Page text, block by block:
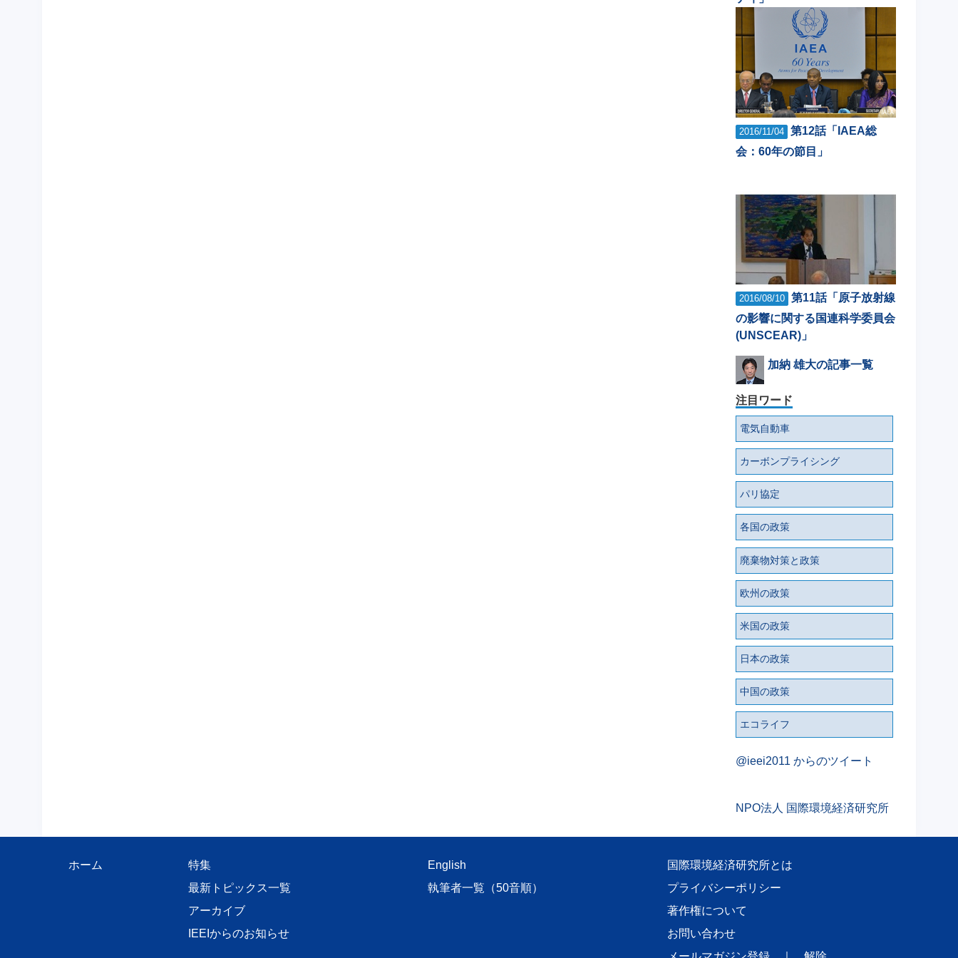
2016/11/04 第12話「IAEA総
会：60年の節目」
2016/08/10 第11話「原子放射線
の影響に関する国連科学委員会
(UNSCEAR)」
加納 雄大の記事一覧
注目ワード
電気自動車
カーボンプライシング
パリ協定
各国の政策
廃棄物対策と政策
欧州の政策
米国の政策
日本の政策
中国の政策
エコライフ
@ieei2011 からのツイート
NPO法人 国際環境経済研究所
ホーム
特集
最新トピックス一覧
アーカイブ
IEEIからのお知らせ
English
執筆者一覧（50音順）
国際環境経済研究所とは
プライバシーポリシー
著作権について
お問い合わせ